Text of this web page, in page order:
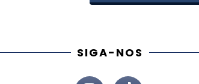
SIGA-NOS